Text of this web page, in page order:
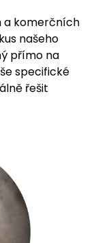
a komerčních
našeho
přímo na
specifické
řešit